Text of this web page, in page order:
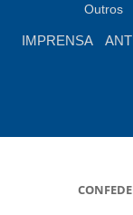
Outros
IMPRENSA